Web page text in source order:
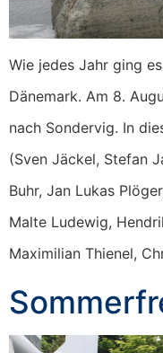
Wie jedes Jahr ging
Dänemark. Am 8.
nach Sondervig. In
(Sven Jäckel, Stefan
Buhr, Jan Lukas
Malte Ludewig,
Maximilian Thienel,